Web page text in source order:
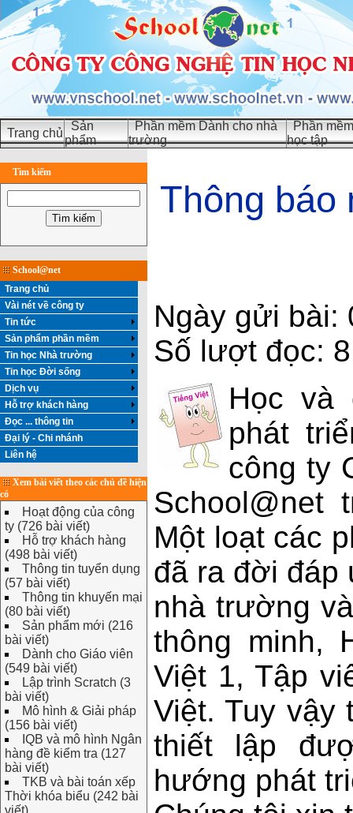
Trang chủ
Sản
phẩm
Phần mềm Dành cho nhà
trường
Phần
học tập
Tìm kiếm
School@net
Trang chủ
Vài nét về công ty
Tin tức
Sản phẩm phần mềm
Tin học Nhà trường
Tin học Đời sống
Dịch vụ
Hỗ trợ khách hàng
Đọc ... thông tin
Đại lý - Chi nhánh
Liên hệ
Xem bài viết theo các chủ đề hiện
có
Hoạt động của công
ty (726 bài viết)
Hỗ trợ khách hàng
(498 bài viết)
Thông tin tuyển dụng
(57 bài viết)
Thông tin khuyến mại
(80 bài viết)
Sản phẩm mới (216
bài viết)
Dành cho Giáo viên
(549 bài viết)
Lập trình Scratch (3
bài viết)
Mô hình & Giải pháp
(156 bài viết)
IQB và mô hình Ngân
hàng đề kiểm tra (127
bài viết)
TKB và bài toán xếp
Thời khóa biểu (242 bài
viết)
Thông báo
Ngày gửi bài:
Số lượt đọc:
Học và
phát
công ty
Một loạt các
đã ra đời đáp
nhà trường
thông minh,
Việt 1, Tập
Việt. Tuy vậy
thiết lập
hướng phát